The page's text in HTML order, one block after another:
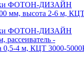
ФОТОН-ДИЗАЙН
мм, высота 2-6 м,
ФОТОН-ДИЗАЙН
рассеиватель -
0,5-4 м, КЦТ 3000-